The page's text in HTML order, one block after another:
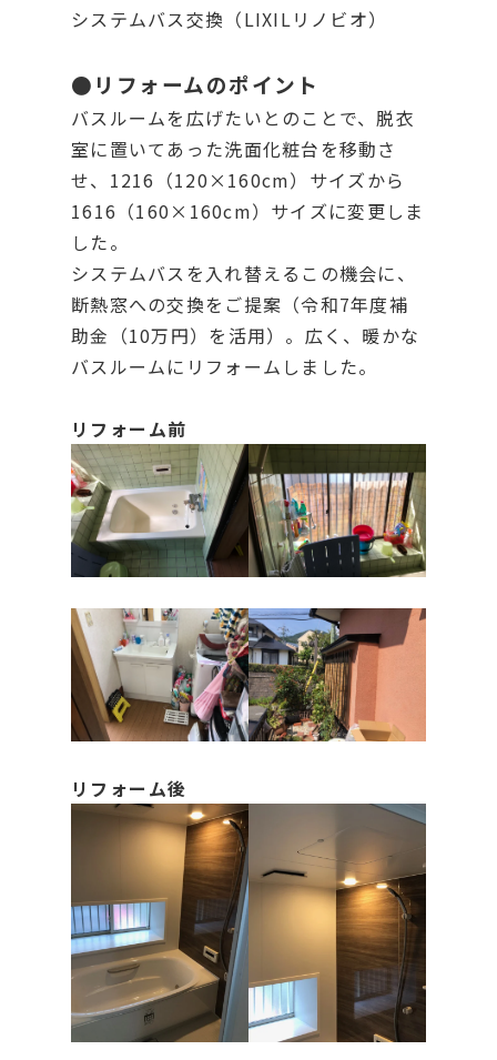
システムバス交換（LIXILリノビオ）
●リフォームのポイント
バスルームを広げたいとのことで、脱衣
室に置いてあった洗面化粧台を移動さ
せ、1216（120×160cm）サイズから
1616（160×160cm）サイズに変更しま
した。
システムバスを入れ替えるこの機会に、
断熱窓への交換をご提案（令和7年度補
助金（10万円）を活用）。広く、暖かな
バスルームにリフォームしました。
リフォーム前
リフォーム後